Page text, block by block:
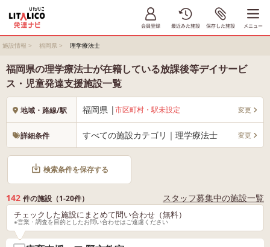
施設情報 > 福岡県 > 理学療法士
福岡県の理学療法士が在籍している放課後等デイサービ
ス・児童発達支援施設一覧
地域・路線/駅 福岡県 |市区町村・駅未設定 変更
詳細条件 すべての施設カテゴリ｜理学療法士 変更
検索条件を保存する
142 件の施設（1-20件） スタッフ募集中の施設一覧
チェックした施設にまとめて問い合わせ（無料）
※営業・調査を目的としたお問い合わせはご遠慮ください